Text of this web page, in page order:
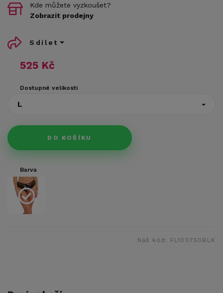
525 Kč
Dostupné velikosti
L
DO KOŠÍKU
Kde můžete vyzkoušet?
Zobrazit prodejny
Sdílet
Barva
Náš kód: FL100750BLK